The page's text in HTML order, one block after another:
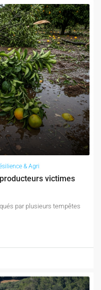
& Agri
victimes
par plusieurs tempêtes